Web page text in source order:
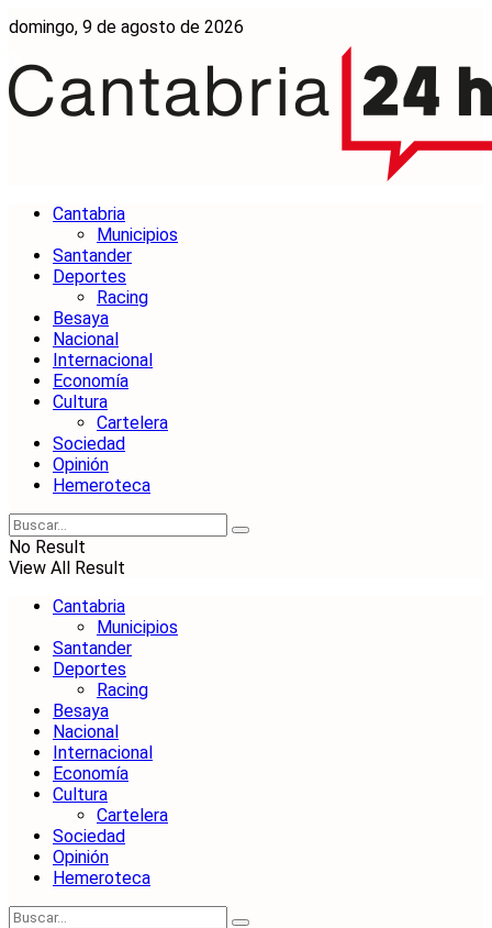
domingo, 9 de agosto de 2026
Cantabria
Municipios
Santander
Deportes
Racing
Besaya
Nacional
Internacional
Economía
Cultura
Cartelera
Sociedad
Opinión
Hemeroteca
No Result
View All Result
Cantabria
Municipios
Santander
Deportes
Racing
Besaya
Nacional
Internacional
Economía
Cultura
Cartelera
Sociedad
Opinión
Hemeroteca